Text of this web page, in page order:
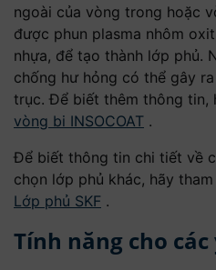
ngoài của vòng trong hoặc
được phun plasma nhôm
nhựa, để tạo thành lớp phủ.
chống hư hỏng có thể gây
trục. Để biết thêm thông tin,
vòng bi INSOCOAT .
Để biết thông tin chi tiết về
chọn lớp phủ khác, hãy
Lớp phủ SKF .
Tính năng cho